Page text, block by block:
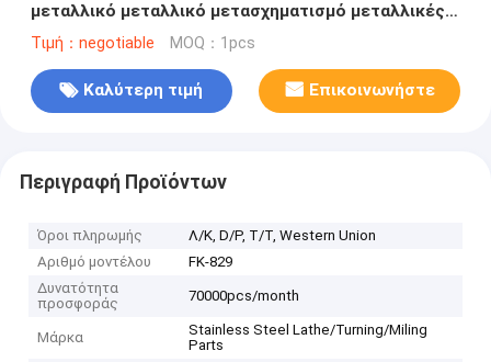
μεταλλικό μεταλλικό μετασχηματισμό μεταλλικές
επεξεργασίες αλουμινίου
Τιμή：negotiable MOQ：1pcs
Καλύτερη τιμή Επικοινωνήστε
Περιγραφή Προϊόντων
Όροι πληρωμής
Λ/Κ, D/P, T/T, Western Union
Αριθμό μοντέλου
FK-829
Δυνατότητα
προσφοράς
70000pcs/month
Μάρκα
Stainless Steel Lathe/Turning/Miling
Parts